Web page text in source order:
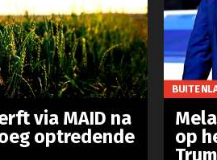
via MAID na
optredende
op